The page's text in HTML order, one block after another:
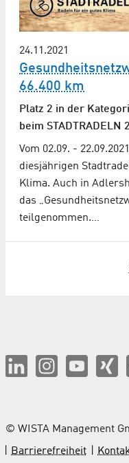
24.11.2021
66.400 km
Platz 2 in der
beim STADTRADELN
Vom 02.09. -
diesjährigen
Klima. Auch in
das
teilgenommen.…
© WISTA Management
Barrierefreiheit